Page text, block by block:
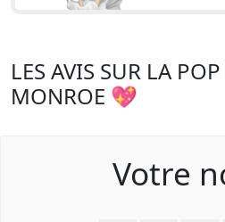
LES AVIS SUR LA
MONROE 💖
Votre